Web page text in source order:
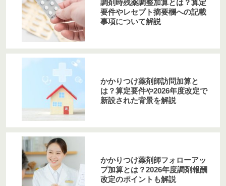
調剤時残薬調整加算とは？算定
要件やレセプト摘要欄への記載
事項について解説
かかりつけ薬剤師訪問加算と
は？算定要件や2026年度改定で
新設された背景を解説
かかりつけ薬剤師フォローアッ
プ加算とは？2026年度調剤報酬
改定のポイントも解説